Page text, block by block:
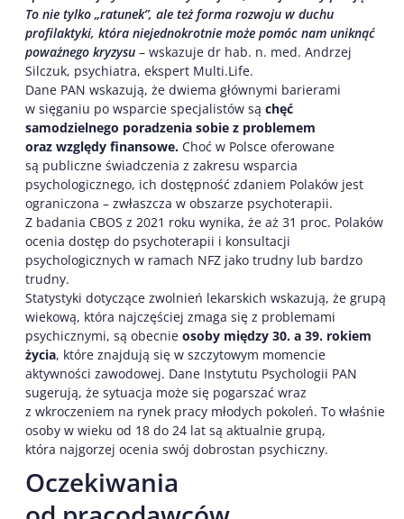
To nie tylko „ratunek”, ale też forma rozwoju w duchu
profilaktyki, która niejednokrotnie może pomóc nam uniknąć
poważnego kryzysu – wskazuje dr hab. n. med. Andrzej
Silczuk, psychiatra, ekspert Multi.Life.
Dane PAN wskazują, że dwiema głównymi barierami
w sięganiu po wsparcie specjalistów są chęć
samodzielnego poradzenia sobie z problemem
oraz względy finansowe. Choć w Polsce oferowane
są publiczne świadczenia z zakresu wsparcia
psychologicznego, ich dostępność zdaniem Polaków jest
ograniczona – zwłaszcza w obszarze psychoterapii.
Z badania CBOS z 2021 roku wynika, że aż 31 proc. Polaków
ocenia dostęp do psychoterapii i konsultacji
psychologicznych w ramach NFZ jako trudny lub bardzo
trudny.
Statystyki dotyczące zwolnień lekarskich wskazują, że grupą
wiekową, która najczęściej zmaga się z problemami
psychicznymi, są obecnie osoby między 30. a 39. rokiem
życia, które znajdują się w szczytowym momencie
aktywności zawodowej. Dane Instytutu Psychologii PAN
sugerują, że sytuacja może się pogarszać wraz
z wkroczeniem na rynek pracy młodych pokoleń. To właśnie
osoby w wieku od 18 do 24 lat są aktualnie grupą,
która najgorzej ocenia swój dobrostan psychiczny.
Oczekiwania